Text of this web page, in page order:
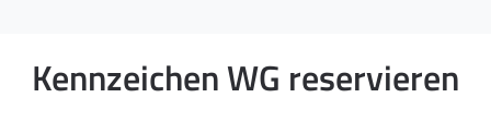
Kennzeichen WG reservieren